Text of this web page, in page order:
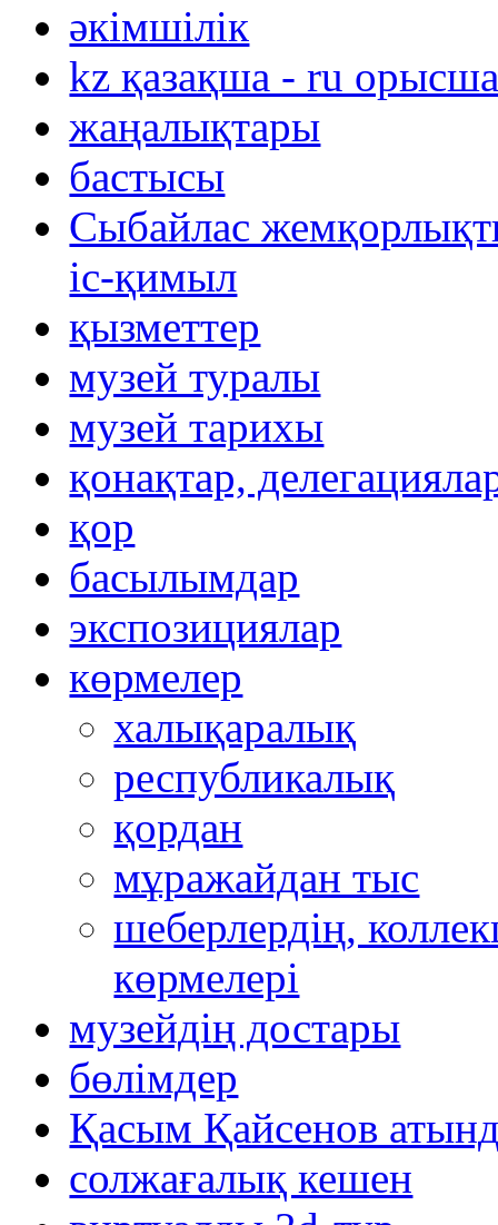
әкімшілік
kz қазақша - ru
жаңалықтары
бастысы
Сыбайлас
іс-қимыл
қызметтер
музей туралы
музей тарихы
қонақтар,
қор
басылымдар
экспозициялар
көрмелер
халықаралық
республикалық
қордан
мұражайдан тыс
шеберлердің,
көрмелері
музейдің достары
бөлімдер
Қасым Қайсенов
солжағалық кешен